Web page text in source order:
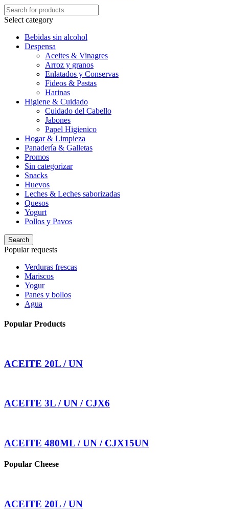
Select category
Bebidas sin alcohol
Despensa
Aceites & Vinagres
Arroz y granos
Enlatados y Conservas
Fideos & Pastas
Harinas
Higiene & Cuidado
Cuidado del Cabello
Jabones
Papel Higienico
Hogar & Limpieza
Panadería & Galletas
Promos
Sin categorizar
Snacks
Huevos
Leches & Leches saborizadas
Quesos
Yogurt
Pollos y Pavos
Search
Popular requests
Verduras frescas
Mariscos
Yogur
Panes y bollos
Agua
Popular Products
ACEITE 20L / UN
ACEITE 3L / UN / CJX6
ACEITE 480ML / UN / CJX15UN
Popular Cheese
ACEITE 20L / UN